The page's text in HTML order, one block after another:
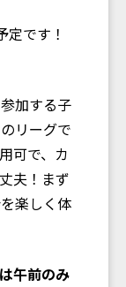
です！
加する子
リーグで
可で、カ
夫！まず
楽しく体
午前のみ